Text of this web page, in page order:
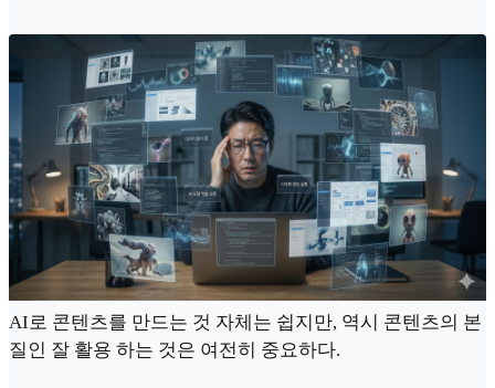
AI로 콘텐츠를 만드는 것 자체는 쉽지만, 역시 콘텐츠의 본
질인 잘 활용 하는 것은 여전히 중요하다.